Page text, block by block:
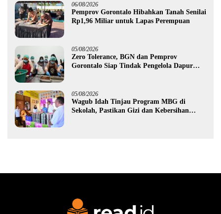
06/08/2026
Pemprov Gorontalo Hibahkan Tanah Senilai
Rp1,96 Miliar untuk Lapas Perempuan
05/08/2026
Zero Tolerance, BGN dan Pemprov
Gorontalo Siap Tindak Pengelola Dapur
05/08/2026
Wagub Idah Tinjau Program MBG di
Sekolah, Pastikan Gizi dan Kebersihan